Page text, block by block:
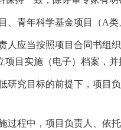
、青年科学基金项目（A
人应当按照项目合同书组
项目实施（电子）档案，
研究目标的前提下，项目
过程中，项目负责人、依